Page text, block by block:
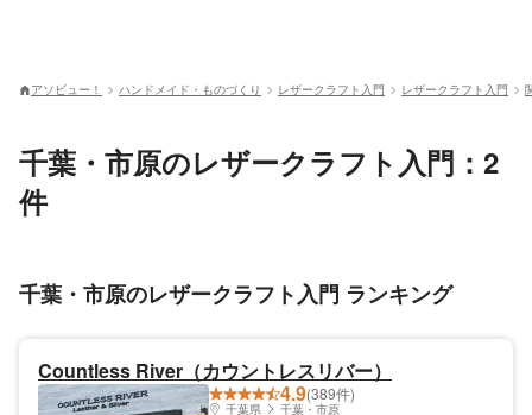
アソビュー！ ハンドメイド・ものづくり レザークラフト入門 レザークラフト入門
千葉・市原のレザークラフト入門：2
件
千葉・市原のレザークラフト入門 ランキング
Countless River（カウントレスリバー）
4.9(389件)
千葉県 千葉・市原